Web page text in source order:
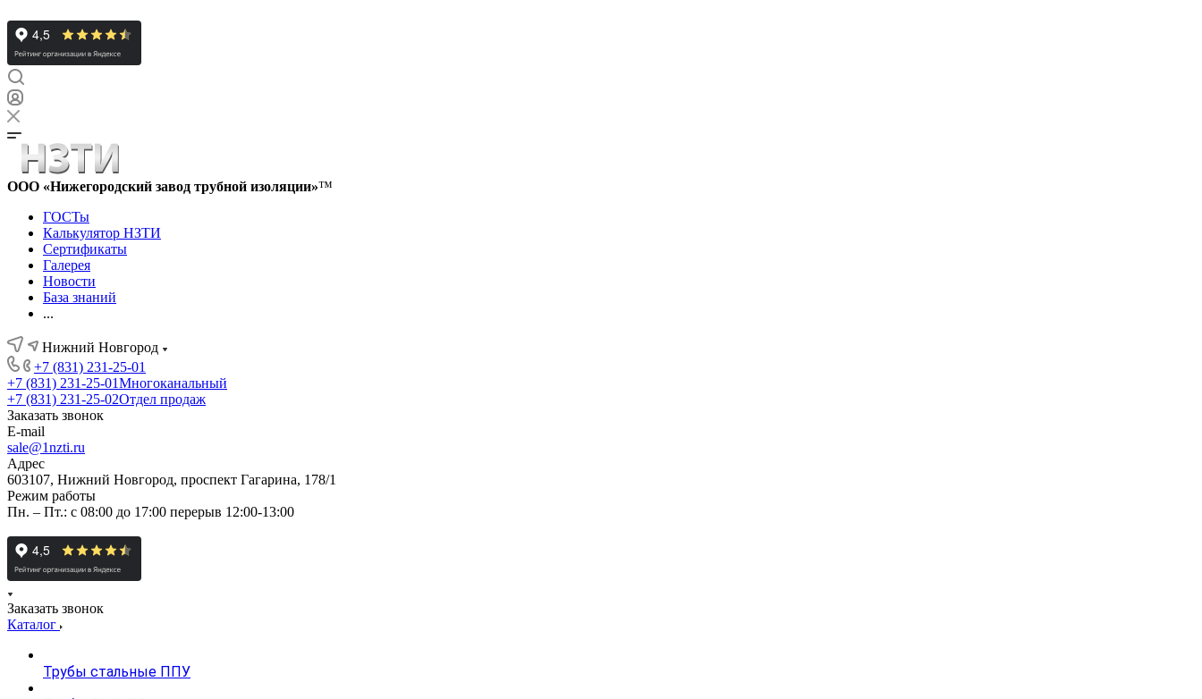
ООО «Нижегородский завод трубной изоляции»™
ГОСТы
Калькулятор НЗТИ
Сертификаты
Галерея
Новости
База знаний
...
Нижний Новгород
+7 (831) 231-25-01
+7 (831) 231-25-01Многоканальный
+7 (831) 231-25-02Отдел продаж
Заказать звонок
E-mail
sale@1nzti.ru
Адрес
603107, Нижний Новгород, проспект Гагарина, 178/1
Режим работы
Пн. – Пт.: с 08:00 до 17:00 перерыв 12:00-13:00
Заказать звонок
Каталог
Трубы стальные ППУ